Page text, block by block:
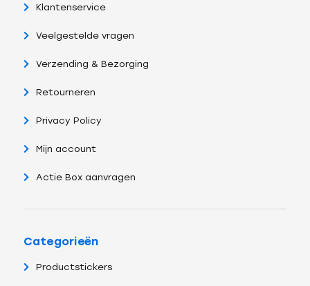
Klantenservice
Veelgestelde vragen
Verzending & Bezorging
Retourneren
Privacy Policy
Mijn account
Actie Box aanvragen
Categorieën
Productstickers